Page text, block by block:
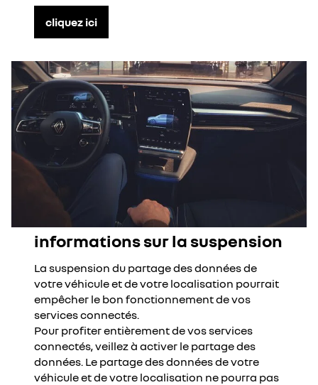
cliquez ici
informations sur la suspension
La suspension du partage des données de
votre véhicule et de votre localisation pourrait
empêcher le bon fonctionnement de vos
services connectés.
Pour profiter entièrement de vos services
connectés, veillez à activer le partage des
données. Le partage des données de votre
véhicule et de votre localisation ne pourra pas